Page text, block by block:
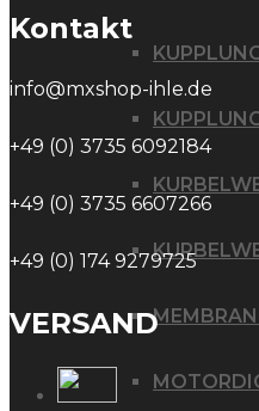
Kontakt
info@mxshop-ihle.de
+49 (0) 3735 6092184
+49 (0) 3735 6607266
+49 (0) 174 9279725
VERSAND